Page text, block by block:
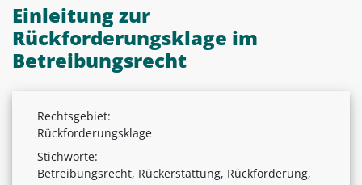
Einleitung zur
Rückforderungsklage im
Betreibungsrecht
Rechtsgebiet:
Rückforderungsklage
Stichworte:
Betreibungsrecht, Rückerstattung, Rückforderung,